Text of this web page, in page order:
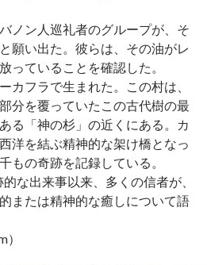
ノン人巡礼者のグループが、そ
願い出た。彼らは、その油がレ
っていることを確認した。
カフラで生まれた。この村は、
分を覆っていたこの古代樹の最
る「神の杉」の近くにある。カ
洋を結ぶ精神的な架け橋となっ
もの奇跡を記録している。
な出来事以来、多くの信者が、
または精神的な癒しについて語